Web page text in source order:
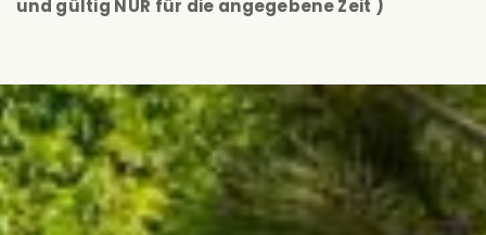
und gültig NUR für die angegebene Zeit )